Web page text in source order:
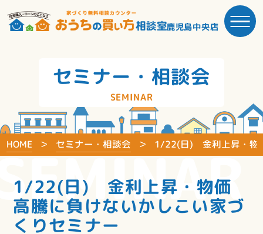
鹿児島中央店
セミナー・相談会
SEMINAR
HOME セミナー・相談会 1/22(日) 金利上昇・物
1/22(日) 金利上昇・物価
高騰に負けないかしこい家づ
くりセミナー